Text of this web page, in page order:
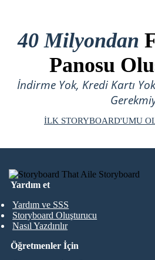
40 Milyondan
Panosu
İndirme Yok, Kredi Kartı
İLK STORYBOARD'UMU
Yardım et
Yardım ve SSS
Storyboard Oluşturucu
Nasıl Yazdırılır
Öğretmenler İçin